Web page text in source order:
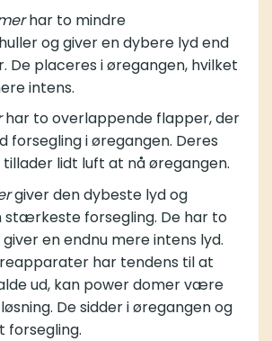
har to mindre
og giver en dybere lyd end
De placeres i øregangen, hvilket
intens.
har to overlappende flapper, der
forsegling i øregangen. Deres
lidt luft at nå øregangen.
giver den dybeste lyd og
stærkeste forsegling. De har to
en endnu mere intens lyd.
har tendens til at
ud, kan power domer være
De sidder i øregangen og